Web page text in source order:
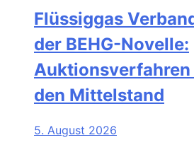
Flüssiggas
der BEHG-Novelle:
den Mittelstand
5. August 2026